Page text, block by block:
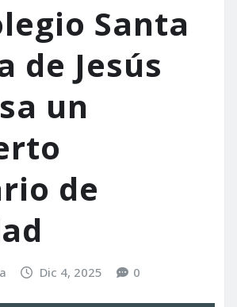
Santa
de Jesús
un
de
Dic 4, 2025 0